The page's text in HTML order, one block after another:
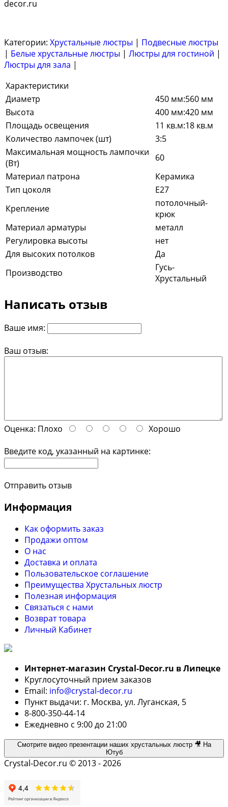
decor.ru
Категории: Хрустальные люстры | Подвесные люстры
| Белые хрустальные люстры | Люстры для гостиной |
Люстры для зала |
Характеристики
Диаметр
450 мм:560 мм
Высота
400 мм:420 мм
Площадь освещения
11 кв.м:18 кв.м
Количество лампочек (шт)
3:5
Максимальная мощность лампочки
(Вт)
60
Материал патрона
Керамика
Тип цоколя
E27
Крепление
потолочный-
крюк
Материал арматуры
металл
Регулировка высоты
нет
Для высоких потолков
Да
Производство
Гусь-
Хрустальный
Написать отзыв
Ваше имя:
Ваш отзыв:
Оценка: Плохо
Хорошо
Введите код, указанный на картинке:
Отправить отзыв
Информация
Как оформить заказ
Продажи оптом
О нас
Доставка и оплата
Пользовательское соглашение
Преимущества Хрустальных люстр
Полезная информация
Связаться с нами
Возврат товара
Личный Кабинет
Интернет-магазин Crystal-Decor.ru в Липецке
Круглосуточный прием заказов
Email: info@crystal-decor.ru
Пункт выдачи: г. Москва, ул. Луганская, 5
8-800-350-44-14
Ежедневно с 9:00 до 21:00
Смотрите видео презентации наших хрустальных люстр 🎥 На
Ютуб
Crystal-Decor.ru © 2013 - 2026